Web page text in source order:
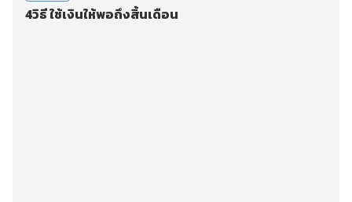
4วิธี ใช้เงินให้พอถึงสิ้นเดือน